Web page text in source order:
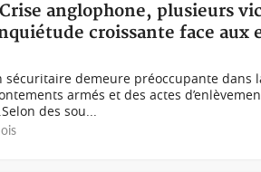
anglophone, plusieurs
croissante face aux
sécuritaire demeure préoccupante dans
armés et des actes
des sou...